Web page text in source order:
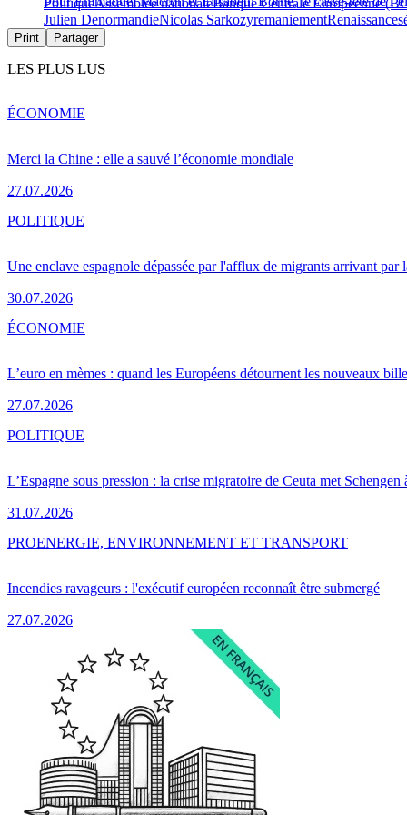
PolitiqueAssemblée nationaleBanque Centrale Européenne
Julien DenormandieNicolas SarkozyremaniementRenaissance
Print Partager
LES PLUS LUS
Merci la Chine : elle a sauvé l’économie mondiale
27.07.2026
ÉCONOMIE
Une enclave espagnole dépassée par l'afflux de migrants arrivant par
30.07.2026
POLITIQUE
L’euro en mèmes : quand les Européens détournent les nouveaux
27.07.2026
ÉCONOMIE
L’Espagne sous pression : la crise migratoire de Ceuta met Schengen
31.07.2026
POLITIQUE
Incendies ravageurs : l'exécutif européen reconnaît être submergé
27.07.2026
PROENERGIE, ENVIRONNEMENT ET TRANSPORT